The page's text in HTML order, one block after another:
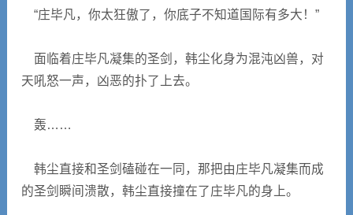
“庄毕凡，你太狂傲了，你底子不知道国际有多大！”
面临着庄毕凡凝集的圣剑，韩尘化身为混沌凶兽，对
天吼怒一声，凶恶的扑了上去。
轰……
韩尘直接和圣剑磕碰在一同，那把由庄毕凡凝集而成
的圣剑瞬间溃散，韩尘直接撞在了庄毕凡的身上。